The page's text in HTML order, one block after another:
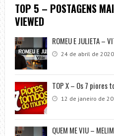
TOP 5 – POSTAGENS
VIEWED
ROMEU E JULIETA –
24 de abril de 2020
TOP X – Os 7 piores
12 de janeiro de
QUEM ME VIU –